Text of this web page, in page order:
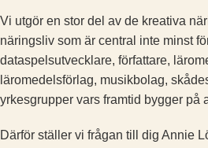
Vi utgör en stor del av de kreativa
näringsliv som är central inte minst
dataspelsutvecklare, författare,
läromedelsförlag, musikbolag,
yrkesgrupper vars framtid bygger på
Därför ställer vi frågan till dig ­Annie